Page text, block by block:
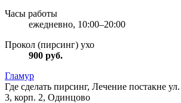
Часы работы
ежедневно, 10:00–20:00
Прокол (пирсинг) ухо
900 руб.
Гламур
Где сделать пирсинг, Лечение постакне
3, корп. 2, Одинцово